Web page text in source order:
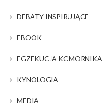
DEBATY INSPIRUJĄCE
EBOOK
EGZEKUCJA KOMORNIKA
KYNOLOGIA
MEDIA